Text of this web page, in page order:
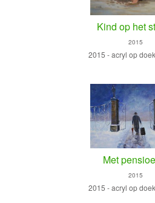
Kind op het
2015
2015 - acryl op
Met
2015
2015 - acryl op